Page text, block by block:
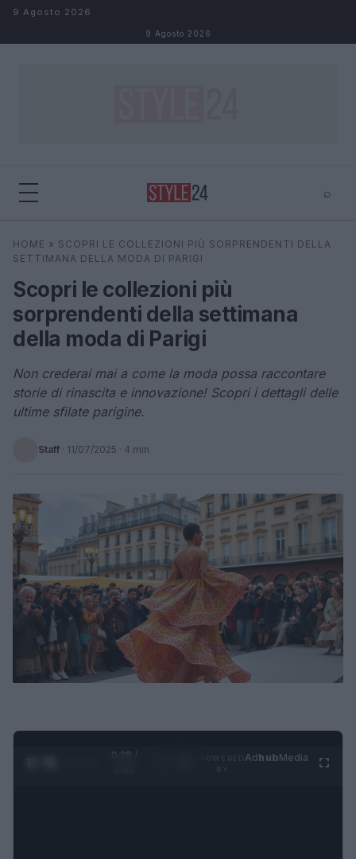
Salta al contenuto
9 Agosto 2026
9 Agosto 2026
⌕
Cerca ⌕ ×
HOME » SCOPRI LE COLLEZIONI PIÙ SORPRENDENTI DELLA
SETTIMANA DELLA MODA DI PARIGI
Scopri le collezioni più
sorprendenti della settimana
della moda di Parigi
Non crederai mai a come la moda possa raccontare
storie di rinascita e innovazione! Scopri i dettagli delle
ultime sfilate parigine.
Staff · 11/07/2025 · 4 min
0:29 /
AdhubMedia